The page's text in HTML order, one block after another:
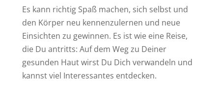
Es kann richtig Spaß machen, sich selbst und
den Körper neu kennenzulernen und neue
Einsichten zu gewinnen. Es ist wie eine Reise,
die Du antritts: Auf dem Weg zu Deiner
gesunden Haut wirst Du Dich verwandeln und
kannst viel Interessantes entdecken.